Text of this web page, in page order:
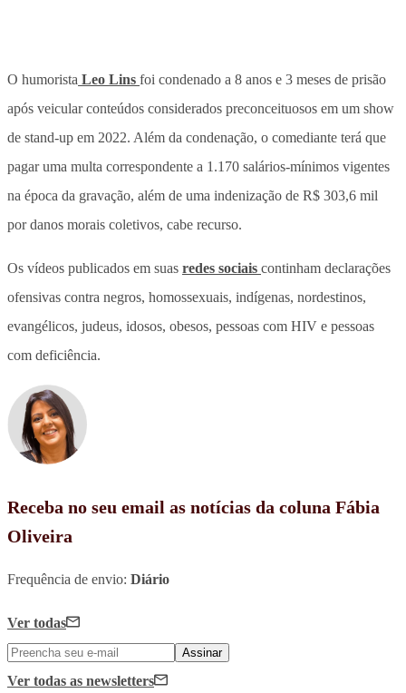
O humorista Leo Lins foi condenado a 8 anos e 3 meses de prisão
após veicular conteúdos considerados preconceituosos em um show
de stand-up em 2022. Além da condenação, o comediante terá que
pagar uma multa correspondente a 1.170 salários-mínimos vigentes
na época da gravação, além de uma indenização de R$ 303,6 mil
por danos morais coletivos, cabe recurso.
Os vídeos publicados em suas redes sociais continham declarações
ofensivas contra negros, homossexuais, indígenas, nordestinos,
evangélicos, judeus, idosos, obesos, pessoas com HIV e pessoas
com deficiência.
Receba no seu email as notícias da coluna Fábia
Oliveira
Frequência de envio: Diário
Ver todas
Assinar
Ver todas as newsletters